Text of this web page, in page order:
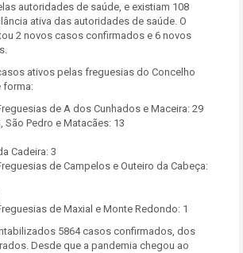
autoridades de saúde, e existiam 108
ativa das autoridades de saúde. O
2 novos casos confirmados e 6 novos
ativos pelas freguesias do Concelho
forma:
de A dos Cunhados e Maceira: 29
São Pedro e Matacães: 13
Cadeira: 3
de Campelos e Outeiro da Cabeça:
de Maxial e Monte Redondo: 1
5864 casos confirmados, dos
Desde que a pandemia chegou ao